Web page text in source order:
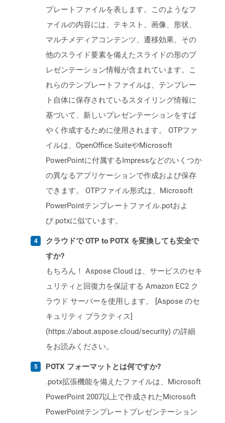
プレートファイルを表します。このようなフ
ァイルの内容には、テキスト、画像、形状、
マルチメディアコンテンツ、遷移効果、その
他のスライド要素を備えたスライドの形のプ
レゼンテーション情報が含まれています。こ
れらのテンプレートファイルは、テンプレー
ト自体に保存されているスタイリング情報に
基づいて、新しいプレゼンテーションをすば
やく作成するために使用されます。 OTPファ
イルは、OpenOffice SuiteやMicrosoft
PowerPointに付属するImpressなどのいくつか
の異なるアプリケーションで作成および保存
できます。 OTPファイル形式は、Microsoft
PowerPointテンプレートファイル.potおよ
び.potxに似ています。
クラウドで OTP to POTX を変換しても安全で
すか?
もちろん！ Aspose Cloud は、サービスのセキ
ュリティと回復力を保証する Amazon EC2 ク
ラウド サーバーを使用します。 [Aspose のセ
キュリティ プラクティス]
(https://about.aspose.cloud/security) の詳細
をお読みください。
POTX フォーマットとは何ですか?
.potx拡張機能を備えたファイルは、Microsoft
PowerPoint 2007以上で作成されたMicrosoft
PowerPointテンプレートプレゼンテーション